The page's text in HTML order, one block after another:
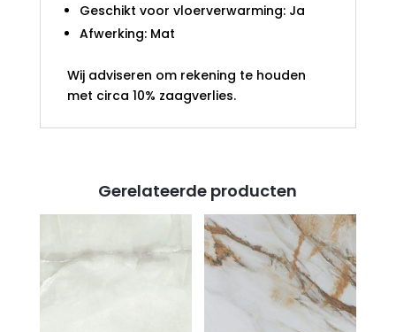
Geschikt voor vloerverwarming: Ja
Afwerking: Mat
Wij adviseren om rekening te houden
met circa 10% zaagverlies.
Gerelateerde producten